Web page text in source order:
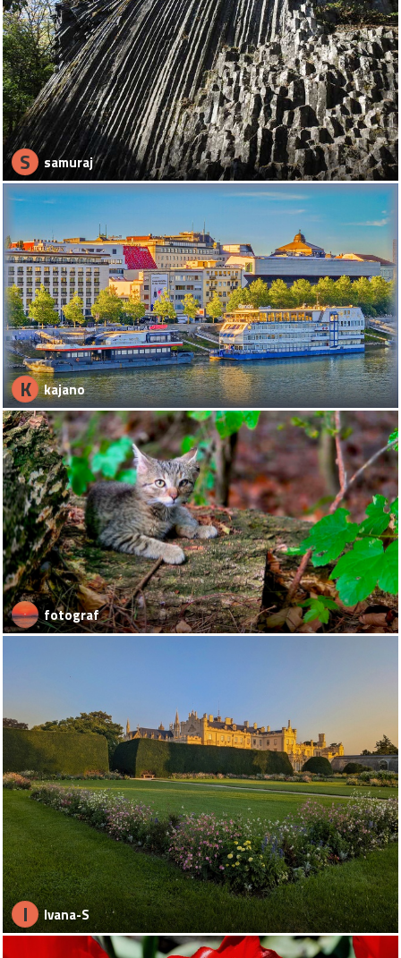
S samuraj
K kajano
fotograf
I Ivana-S